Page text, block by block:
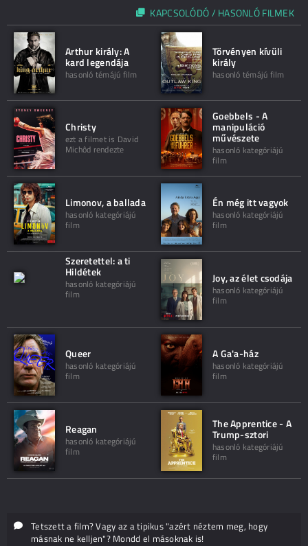
KAPCSOLÓDÓ / HASONLÓ FILMEK
Arthur király: A
kard legendája
hasonló témájú film
Törvényen kívüli
király
hasonló témájú film
Christy
ezt a filmet is David
Michôd rendezte
Goebbels - A
manipuláció
művészete
hasonló kategóriájú
film
Limonov, a ballada
hasonló kategóriájú
film
Én még itt vagyok
hasonló kategóriájú
film
Szeretettel: a ti
Hildétek
hasonló kategóriájú
film
Joy, az élet csodája
hasonló kategóriájú
film
Queer
hasonló kategóriájú
film
A Ga'a-ház
hasonló kategóriájú
film
Reagan
hasonló kategóriájú
film
The Apprentice - A
Trump-sztori
hasonló kategóriájú
film
Tetszett a film? Vagy az a tipikus "azért néztem meg, hogy
másnak ne kelljen"? Mondd el másoknak is!